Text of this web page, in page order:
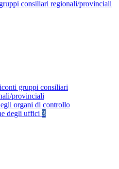
consiliari regionali/provinciali
gruppi consiliari
provinciali
organi di controllo
degli uffici 3